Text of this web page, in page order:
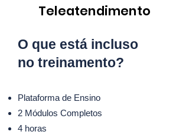
Teleatendimento
O que está incluso
no treinamento?
Plataforma de Ensino
2 Módulos Completos
4 horas